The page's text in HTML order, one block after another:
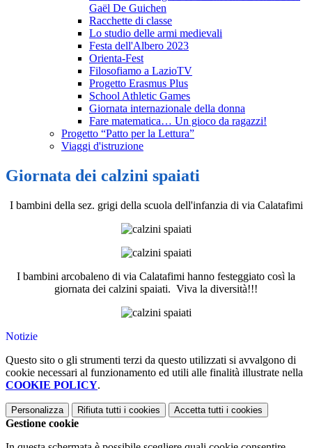
Gaël De Guichen
Racchette di classe
Lo studio delle armi medievali
Festa dell'Albero 2023
Orienta-Fest
Filosofiamo a LazioTV
Progetto Erasmus Plus
School Athletic Games
Giornata internazionale della donna
Fare matematica… Un gioco da ragazzi!
Progetto “Patto per la Lettura”
Viaggi d'istruzione
Giornata dei calzini spaiati
I bambini della sez. grigi della scuola dell'infanzia di via Calatafimi
I bambini arcobaleno di via Calatafimi hanno festeggiato così la
giornata dei calzini spaiati. Viva la diversità!!!
Notizie
Questo sito o gli strumenti terzi da questo utilizzati si avvalgono di
cookie necessari al funzionamento ed utili alle finalità illustrate nella
COOKIE POLICY.
Personalizza Rifiuta tutti i cookies Accetta tutti i cookies
Gestione cookie